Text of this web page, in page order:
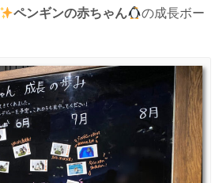
ペンギンの赤ちゃん
の成長ボー